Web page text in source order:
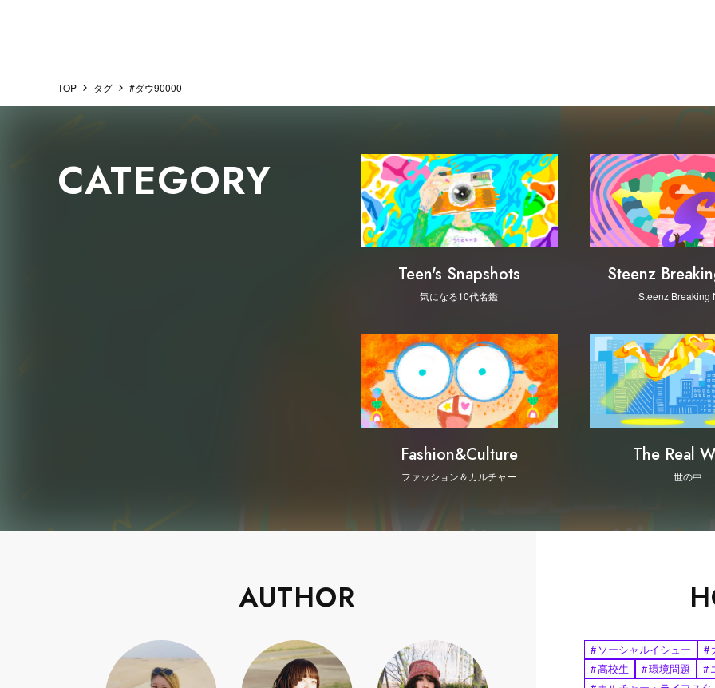
TOP タグ #ダウ90000
CATEGORY
Teen's Snapshots
気になる10代名鑑
Steenz
Steenz Breaking
Fashion&Culture
ファッション＆カルチャー
The Real
世の中
AUTHOR
# ソーシャルイシュー #
#高校生 #環境問題 #